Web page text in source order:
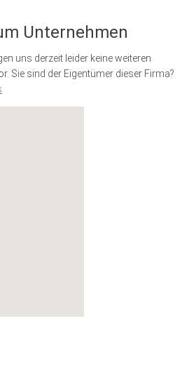
Unternehmen
uns derzeit leider keine weiteren
Sie sind der Eigentümer dieser Firma?